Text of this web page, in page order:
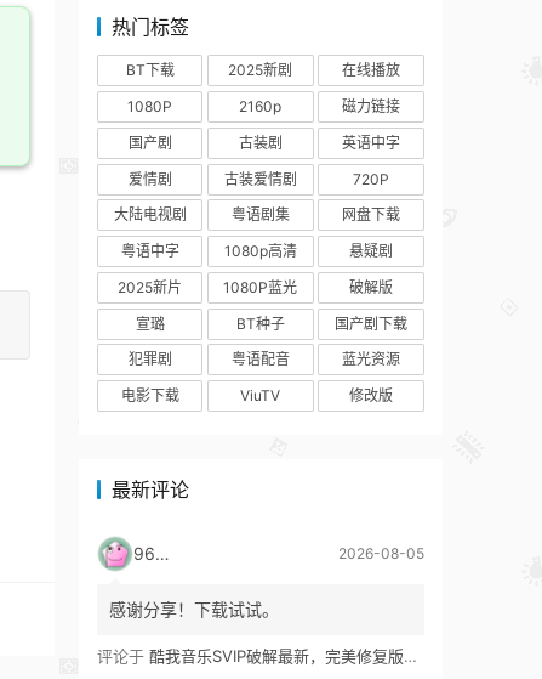
热门标签
BT下载 2025新剧
在线播放
1080P
2160p
磁力链接
国产剧
古装剧
英语中字
爱情剧
古装爱情剧
720P
大陆电视剧
粤语剧集
网盘下载
粤语中字
1080p高清
悬疑剧
2025新片
1080P蓝光
破解版
宣璐
BT种子
国产剧下载
犯罪剧
粤语配音
蓝光资源
电影下载
ViuTV 修改版
最新评论
9627 2026-08-05
感谢分享！下载试试。
评论于 酷我音乐SVIP破解最新，完美修复版！支持安卓+车机+pc版！